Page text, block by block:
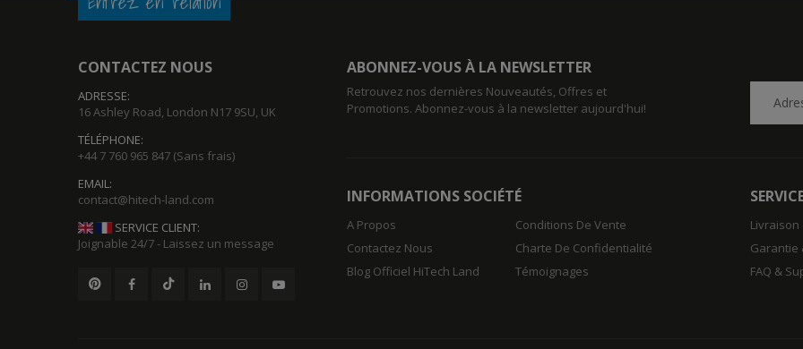
CONTACTEZ NOUS
ADRESSE:
16 Ashley Road, London N17 9SU, UK
TÉLÉPHONE:
+44 7 760 965 847 (Sans frais)
EMAIL:
SERVICE CLIENT:
Joignable 24/7 - Laissez un message
ABONNEZ-VOUS À LA NEWSLETTER
Retrouvez nos dernières Nouveautés, Offres et
Promotions. Abonnez-vous à la newsletter aujourd'hui!
INFORMATIONS SOCIÉTÉ
A Propos
Contactez Nous
Blog Officiel HiTech Land
Conditions De Vente
Charte De Confidentialité
Témoignages
Livraison
Garantie
FAQ &